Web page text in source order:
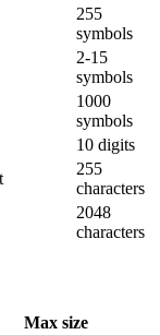
255
symbols
2-15
symbols
1000
symbols
10 digits
255
characters
2048
characters
Max size